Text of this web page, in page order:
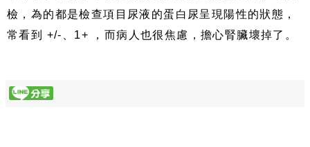
檢，為的都是檢查項目尿液的蛋白尿呈現陽性的狀態，
常看到 +/-、1+ ，而病人也很焦慮，擔心腎臟壞掉了。